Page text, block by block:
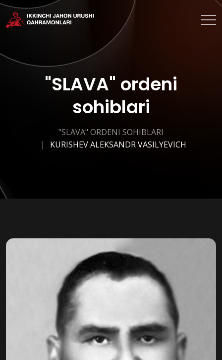
"SLAVA" ordeni
sohiblari
"SLAVA" ORDENI SOHIBLARI
KURISHEV ALEKSANDR VASILYEVICH